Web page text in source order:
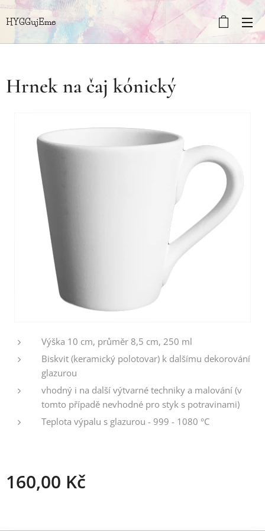
HYGGujEme
Hrnek na čaj kónický
Výška 10 cm, průměr 8,5 cm, 250 ml
Biskvit (keramický polotovar) k dalšímu dekorování
glazurou
vhodný i na další výtvarné techniky a malování (v
tomto případě nevhodné pro styk s potravinami)
Teplota výpalu s glazurou - 999 - 1080 °C
160,00 Kč